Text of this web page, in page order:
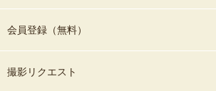
会員登録（無料）
撮影リクエスト